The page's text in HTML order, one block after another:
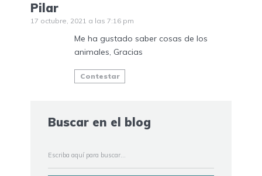
Pilar
17 octubre, 2021 a las 7:16 pm
Me ha gustado saber cosas de los
animales, Gracias
Contestar
Buscar en el blog